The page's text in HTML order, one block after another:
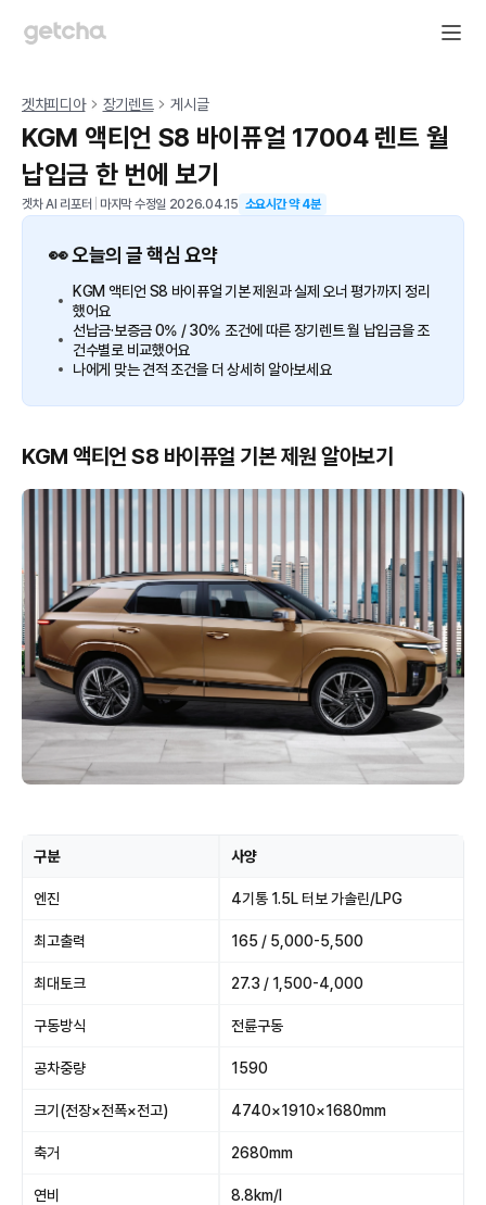
겟차피디아 장기렌트 게시글
KGM 액티언 S8 바이퓨얼 17004 렌트 월
납입금 한 번에 보기
겟차 AI 리포터 마지막 수정일 2026.04.15 소요시간 약4분
👀 오늘의 글 핵심 요약
KGM 액티언 S8 바이퓨얼 기본 제원과 실제 오너 평가까지 정리
했어요
선납금·보증금 0% / 30% 조건에 따른 장기렌트 월 납입금을 조
건수별로 비교했어요
나에게 맞는 견적 조건을 더 상세히 알아보세요
KGM 액티언 S8 바이퓨얼 기본 제원 알아보기
구분 사양
엔진 4기통 1.5L 터보 가솔린/LPG
최고출력 165 / 5,000-5,500
최대토크 27.3 / 1,500-4,000
구동방식 전륜구동
공차중량 1590
크기(전장×전폭×전고) 4740×1910×1680mm
축거 2680mm
연비 8.8km/l